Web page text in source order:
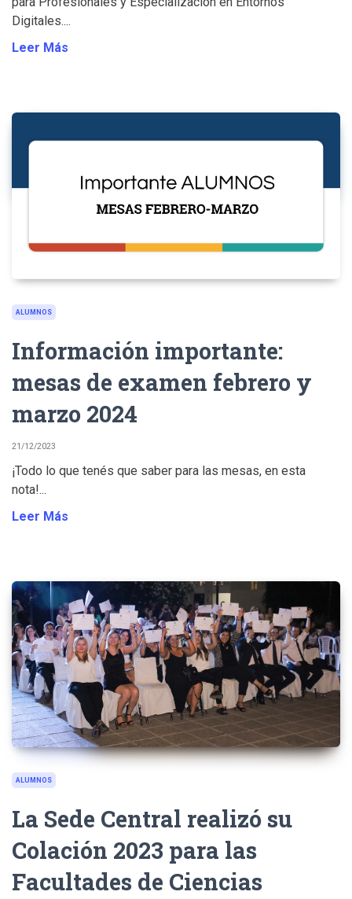
Digitales....
Leer Más
ALUMNOS
Información importante:
mesas de examen febrero y
marzo 2024
21/12/2023
¡Todo lo que tenés que saber para las mesas, en esta
nota!...
Leer Más
ALUMNOS
La Sede Central realizó su
Colación 2023 para las
Facultades de Ciencias